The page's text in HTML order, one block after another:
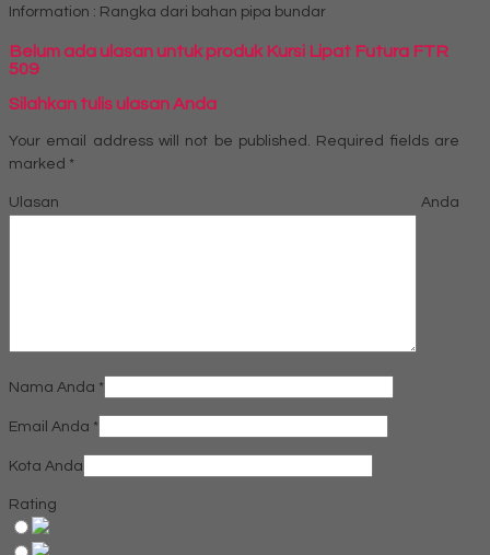
Information : Rangka dari bahan pipa bundar
Belum ada ulasan untuk produk Kursi Lipat Futura FTR
509
Silahkan tulis ulasan Anda
Your email address will not be published. Required fields are
marked *
Ulasan Anda
Nama Anda *
Email Anda *
Kota Anda
Rating